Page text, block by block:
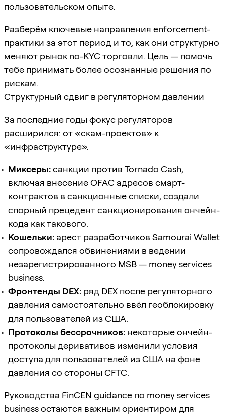
пользовательском опыте.
Разберём ключевые направления enforcement-
практики за этот период и то, как они структурно
меняют рынок no-KYC торговли. Цель — помочь
тебе принимать более осознанные решения по
рискам.
Структурный сдвиг в регуляторном давлении
За последние годы фокус регуляторов
расширился: от «скам-проектов» к
«инфраструктуре».
Миксеры:санкции против Tornado Cash,
включая внесение OFAC адресов смарт-
контрактов в санкционные списки, создали
спорный прецедент санкционирования ончейн-
кода как такового.
Кошельки: арест разработчиков Samourai Wallet
сопровождался обвинениями в ведении
незарегистрированного MSB — money services
business.
Фронтенды DEX: ряд DEX после регуляторного
давления самостоятельно ввёл геоблокировку
для пользователей из США.
Протоколы бессрочников: некоторые ончейн-
протоколы деривативов изменили условия
доступа для пользователей из США на фоне
давления со стороны CFTC.
Руководства FinCEN guidance по money services
business остаются важным ориентиром для